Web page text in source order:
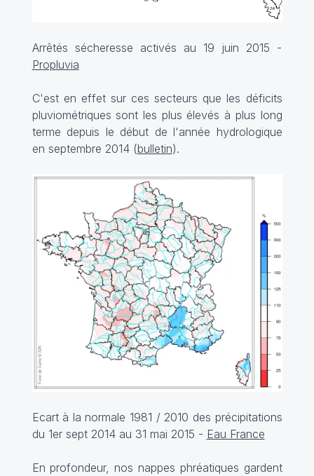
Arrêtés sécheresse activés au 19 juin 2015 -
Propluvia
C'est en effet sur ces secteurs que les déficits
pluviométriques sont les plus élevés à plus long
terme depuis le début de l'année hydrologique
en septembre 2014 (bulletin).
Ecart à la normale 1981 / 2010 des précipitations
du 1er sept 2014 au 31 mai 2015 - Eau France
En profondeur, nos nappes phréatiques gardent